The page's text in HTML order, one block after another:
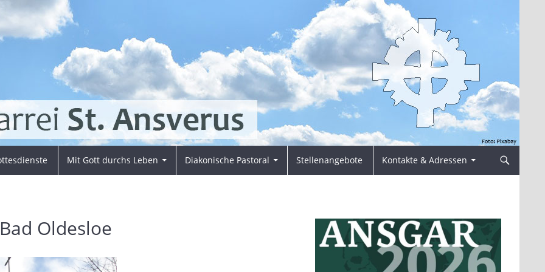
Mit Gott durchs Leben Diakonische Pastoral Stellenangebote Kontakte & Adressen
Oldesloe